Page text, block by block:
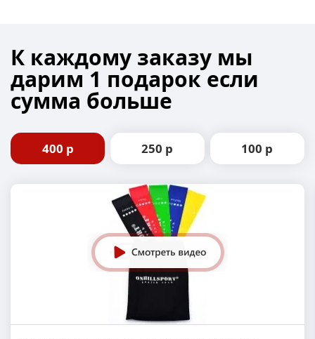
К каждому заказу мы
дарим 1 подарокесли
сумма больше
400 р 250 р 100 р